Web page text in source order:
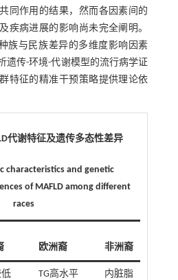
同作用的结果，然而各因素间的
疾病进展的影响尚未完全阐明。
族与民族差异的多维度影响因素
遗传-环境-代谢模型的流行病学证
特征的精准干预策略提供理论依
代谢特征及遗传多态性差异
characteristics and genetic
of MAFLD among different
races
欧洲裔 非洲裔
TG高水平
内脏脂